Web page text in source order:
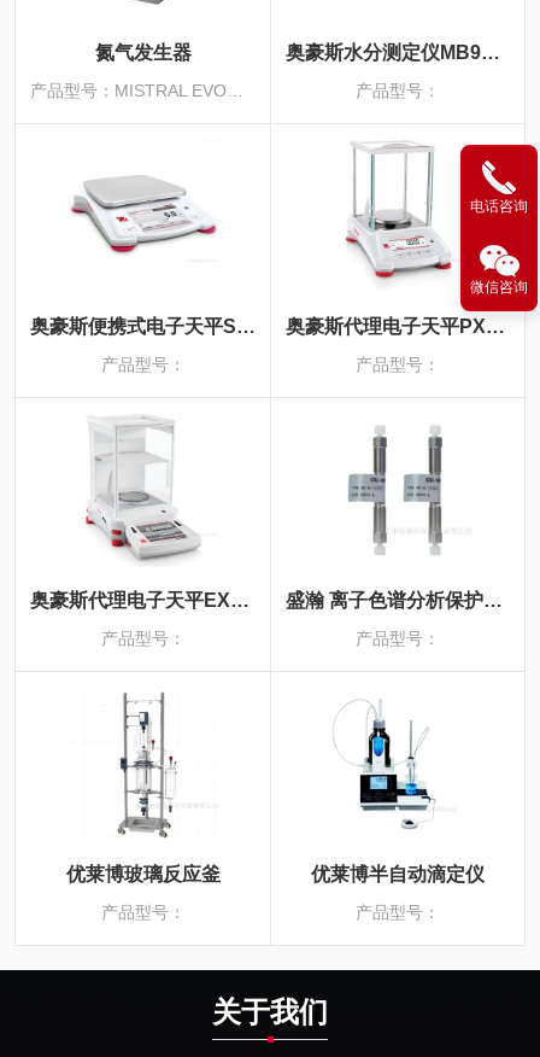
氮气发生器 奥豪斯水分测定仪MB92ZH 碳纤维加热
产品型号：
奥豪斯便携式电子天平STX6201ZH
产品型号：
奥豪斯代理电子天平PX85ZH
产品型号：
奥豪斯代理电子天平EX223ZH
产品型号：
盛瀚 离子色谱分析保护柱 SH-G-1
产品型号：
优莱博玻璃反应釜
产品型号：
优莱博半自动滴定仪
产品型号：
关于我们
电话咨询
微信咨询